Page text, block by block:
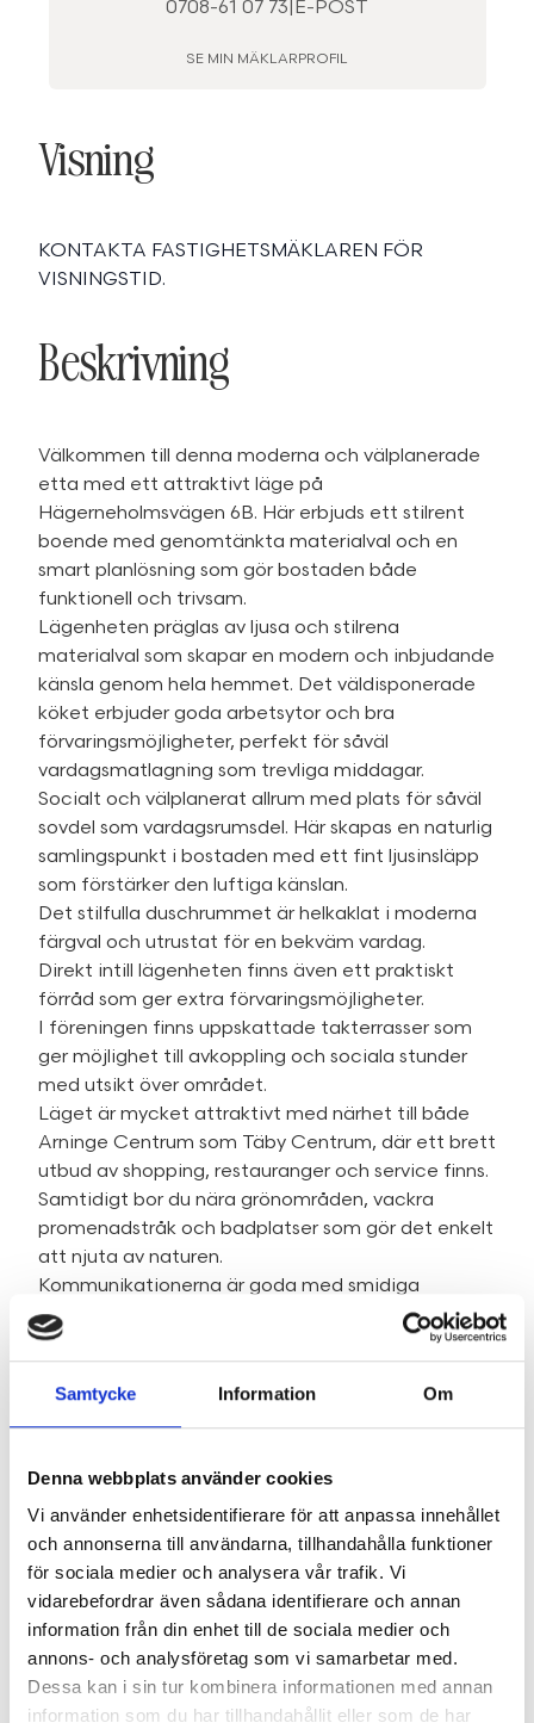
Samtycke Information Om
Denna webbplats använder cookies
Vi använder enhetsidentifierare för att anpassa innehållet
och annonserna till användarna, tillhandahålla funktioner
för sociala medier och analysera vår trafik. Vi
vidarebefordrar även sådana identifierare och annan
information från din enhet till de sociala medier och
annons- och analysföretag som vi samarbetar med.
Dessa kan i sin tur kombinera informationen med annan
information som du har tillhandahållit eller som de har
0708-61 07 73 E-POST
SE MIN MÄKLARPROFIL
Visning
KONTAKTA FASTIGHETSMÄKLAREN FÖR
VISNINGSTID.
Beskrivning
Välkommen till denna moderna och välplanerade
etta med ett attraktivt läge på
Hägerneholmsvägen 6B. Här erbjuds ett stilrent
boende med genomtänkta materialval och en
smart planlösning som gör bostaden både
funktionell och trivsam.
Lägenheten präglas av ljusa och stilrena
materialval som skapar en modern och inbjudande
känsla genom hela hemmet. Det väldisponerade
köket erbjuder goda arbetsytor och bra
förvaringsmöjligheter, perfekt för såväl
vardagsmatlagning som trevliga middagar.
Socialt och välplanerat allrum med plats för såväl
sovdel som vardagsrumsdel. Här skapas en naturlig
samlingspunkt i bostaden med ett fint ljusinsläpp
som förstärker den luftiga känslan.
Det stilfulla duschrummet är helkaklat i moderna
färgval och utrustat för en bekväm vardag.
Direkt intill lägenheten finns även ett praktiskt
förråd som ger extra förvaringsmöjligheter.
I föreningen finns uppskattade takterrasser som
ger möjlighet till avkoppling och sociala stunder
med utsikt över området.
Läget är mycket attraktivt med närhet till både
Arninge Centrum som Täby Centrum, där ett brett
utbud av shopping, restauranger och service finns.
Samtidigt bor du nära grönområden, vackra
promenadstråk och badplatser som gör det enkelt
att njuta av naturen.
Kommunikationerna är goda med smidiga
förbindelser som tar dig vidare mot Stockholm
och övriga Täby.
och trivsam bostad med närhet till både stadsliv
och natur.
SE HELA BESKRIVNINGEN
Område